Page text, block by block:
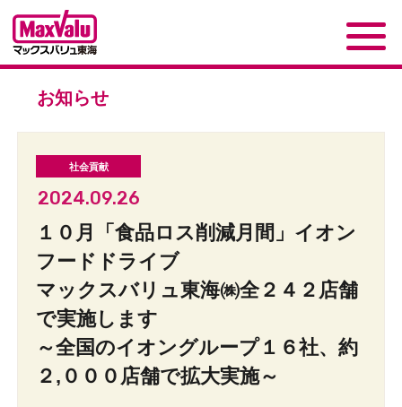
お知らせ
2024.09.26
１０月「食品ロス削減月間」イオン
フードドライブ
マックスバリュ東海㈱全２４２店舗
で実施します
～全国のイオングループ１６社、約
２,０００店舗で拡大実施～